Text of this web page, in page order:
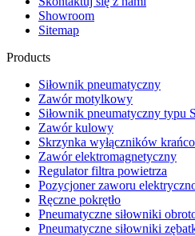
Showroom
Sitemap
Products
Siłownik pneumatyczny
Zawór motylkowy
Siłownik pneumatyczny typu
Zawór kulowy
Skrzynka wyłączników
Zawór elektromagnetyczny
Regulator filtra powietrza
Pozycjoner zaworu
Ręczne pokrętło
Pneumatyczne siłowniki
Pneumatyczne siłowniki